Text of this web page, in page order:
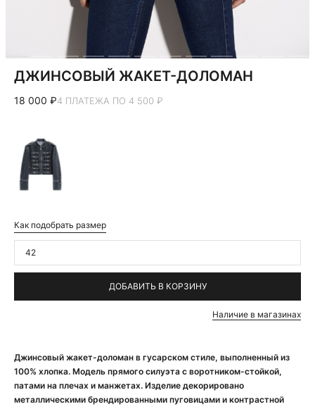
Джинсовый жакет-доломан в гусарском стиле, выполненный из
100% хлопка. Модель прямого силуэта с воротником-стойкой,
патами на плечах и манжетах. Изделие декорировано
металлическими брендированными пуговицами и контрастной
ДЖИНСОВЫЙ ЖАКЕТ-ДОЛОМАН
18 000 ₽4 ПЛАТЕЖА ПО 4 500 ₽
Как подобрать размер
42
ДОБАВИТЬ В КОРЗИНУ
Наличие в магазинах